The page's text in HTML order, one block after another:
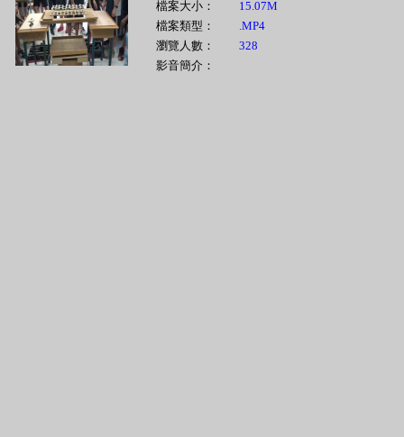
檔案大小：
15.07M
檔案類型：
.MP4
瀏覽人數：
328
影音簡介：